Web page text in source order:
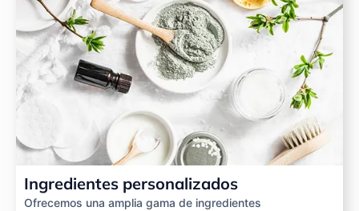
Ingredientes personalizados
Ofrecemos una amplia gama de ingredientes